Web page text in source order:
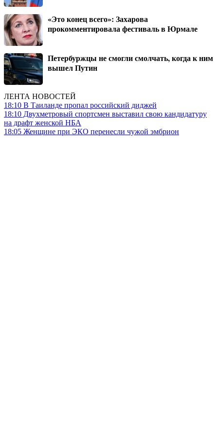
«Это конец всего»: Захарова
прокомментировала фестиваль в Юрмале
Петербуржцы не смогли смолчать, когда к ним
вышел Путин
ЛЕНТА НОВОСТЕЙ
18:10 В Таиланде пропал российский диджей
18:10 Двухметровый спортсмен выставил свою кандидатуру
на драфт женской НБА
18:05 Женщине при ЭКО перенесли чужой эмбрион